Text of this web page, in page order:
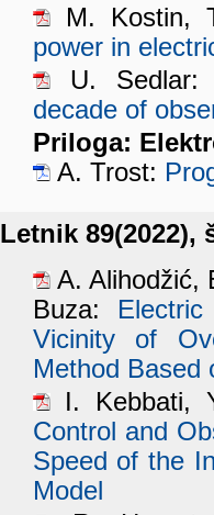
M. Kostin,
power in
U.
decade of
Priloga:
A. Trost:
Letnik 89(2022),
A. Alihodžić,
Buza:
Vicinity of
Method Based
I. Kebbati,
Control and
Speed of the
Model